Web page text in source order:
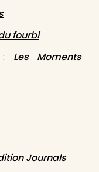
fourbi
: Les Moments
Journals